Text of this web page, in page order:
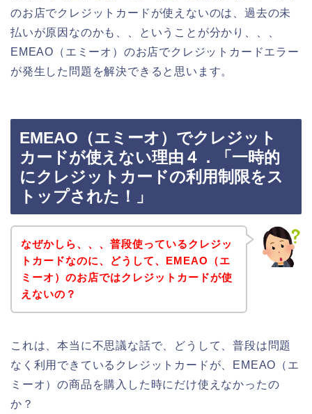
のお店でクレジットカードが使えないのは、過去の未
払いが原因なのかも、、ということが分かり、、、
EMEAO（エミーオ）のお店でクレジットカードエラー
が発生した問題を解決できると思います。
EMEAO（エミーオ）でクレジット
カードが使えない理由４．「一時的
にクレジットカードの利用制限をス
トップされた！」
なぜかしら、、、普段使っているクレジッ
トカードなのに、どうして、EMEAO（エ
ミーオ）のお店ではクレジットカードが使
えないの？
これは、本当に不思議な話で、どうして、普段は問題
なく利用できているクレジットカードが、EMEAO（エ
ミーオ）の商品を購入した時にだけ使えなかったの
か？